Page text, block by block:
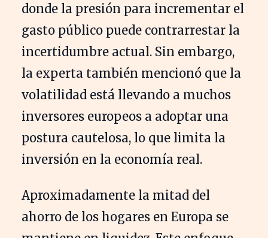
donde la presión para incrementar el
gasto público puede contrarrestar la
incertidumbre actual. Sin embargo,
la experta también mencionó que la
volatilidad está llevando a muchos
inversores europeos a adoptar una
postura cautelosa, lo que limita la
inversión en la economía real.
Aproximadamente la mitad del
ahorro de los hogares en Europa se